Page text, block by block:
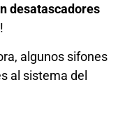
desatascadores
algunos sifones
al sistema del